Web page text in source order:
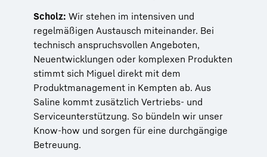
Scholz: Wir stehen im intensiven und
regelmäßigen Austausch miteinander. Bei
technisch anspruchsvollen Angeboten,
Neuentwicklungen oder komplexen Produkten
stimmt sich Miguel direkt mit dem
Produktmanagement in Kempten ab. Aus
Saline kommt zusätzlich Vertriebs- und
Serviceunterstützung. So bündeln wir unser
Know-how und sorgen für eine durchgängige
Betreuung.